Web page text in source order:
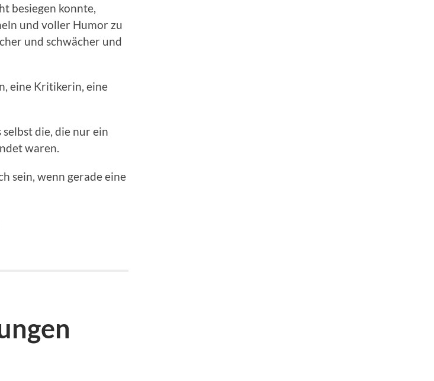
besiegen konnte,
und voller Humor zu
und schwächer und
eine Kritikerin, eine
die, die nur ein
waren.
sein, wenn gerade eine